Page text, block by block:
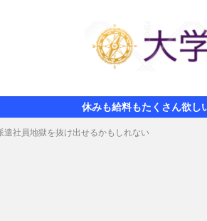
休みも給料もたくさん欲
遣社員地獄を抜け出せるかもしれない